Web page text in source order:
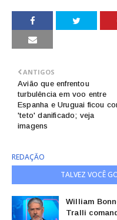
ANTIGOS
Avião que enfrentou
turbulência em voo entre
Espanha e Uruguai ficou
'teto' danificado; veja
imagens
REDAÇÃO
TALVEZ VOCÊ
William
Tralli